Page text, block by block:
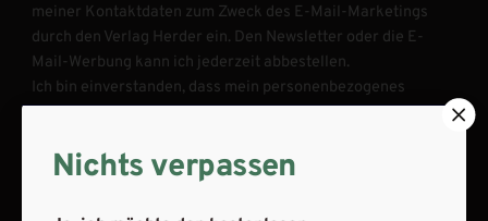
meiner Kontaktdaten zum Zweck des E-Mail-Marketings
durch den Verlag Herder ein. Den Newsletter oder die E-
Mail-Werbung kann ich jederzeit abbestellen.
Ich bin einverstanden, dass mein personenbezogenes
Nutzungsverhalten in Newsletter und E-Mail-Werbung
meine Interessen auszurichten. Über einen Link in
Newsletter oder E-Mail kann ich diese Funktion jederzeit
ausschalten.
Nichts verpassen